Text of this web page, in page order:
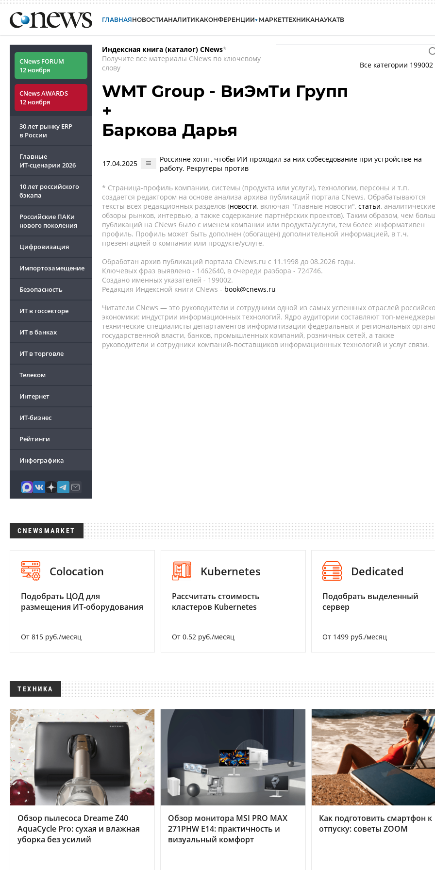
ГЛАВНАЯНОВОСТИАНАЛИТИКАКОНФЕРЕНЦИИ МАРКЕТТЕХНИКАНАУКАТВ
CNews FORUM
12 ноября
CNews AWARDS
12 ноября
30 лет рынку ERP
в России
Главные
ИТ-сценарии 2026
10 лет российского
бэкапа
Российские ПАКи
нового поколения
Цифровизация
Импортозамещение
Безопасность
ИТ в госсекторе
ИТ в банках
ИТ в торговле
Телеком
Интернет
ИТ-бизнес
Рейтинги
Инфографика
Индексная книга (каталог) CNews*
Получите все материалы CNews по ключевому
слову
Все категории 199002
WMT Group - ВиЭмТи Групп
+
Баркова Дарья
17.04.2025
Россияне хотят, чтобы ИИ проходил за них собеседование при устройстве на
работу. Рекрутеры против
* Страница-профиль компании, системы (продукта или услуги), технологии, персоны и т.п.
создается редактором на основе анализа архива публикаций портала CNews. Обрабатываются
тексты всех редакционных разделов (новости, включая "Главные новости", статьи, аналитические
обзоры рынков, интервью, а также содержание партнёрских проектов). Таким образом, чем
публикаций на CNews было с именем компании или продукта/услуги, тем более информативен
профиль. Профиль может быть дополнен (обогащен) дополнительной информацией, в т.ч.
презентацией о компании или продукте/услуге.
Обработан архив публикаций портала CNews.ru c 11.1998 до 08.2026 годы.
Ключевых фраз выявлено - 1462640, в очереди разбора - 724746.
Создано именных указателей - 199002.
Редакция Индексной книги CNews - book@cnews.ru
Читатели CNews — это руководители и сотрудники одной из самых успешных отраслей
экономики: индустрии информационных технологий. Ядро аудитории составляют топ-
технические специалисты департаментов информатизации федеральных и региональных
государственной власти, банков, промышленных компаний, розничных сетей, а также
руководители и сотрудники компаний-поставщиков информационных технологий и услуг связи.
CNEWSMARKET
Colocation
Подобрать ЦОД для
размещения ИТ-оборудования
От 815 руб./месяц
Kubernetes
Рассчитать стоимость
кластеров Kubernetes
От 0.52 руб./месяц
Dedicated
Подобрать выделенный
сервер
От 1499 руб./месяц
ТЕХНИКА
Обзор пылесоса Dreame Z40
AquaCycle Pro: сухая и влажная
уборка без усилий
Обзор монитора MSI PRO MAX
271PHW E14: практичность и
визуальный комфорт
Как подготовить смартфон к
отпуску: советы ZOOM